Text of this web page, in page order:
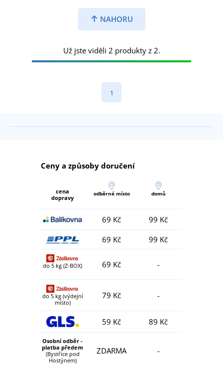
NAHORU
Už jste viděli 2 produkty z 2.
1
Ceny a způsoby doručení
cena
dopravy
odběrné místo domů
69 Kč
99 Kč
69 Kč
99 Kč
do 5 kg (Z-BOX) 69 Kč -
do 5 kg (výdejní
místo)
79 Kč -
59 Kč 89 Kč
Osobní odběr -
platba předem
(Bystřice pod
Hostýnem)
ZDARMA -